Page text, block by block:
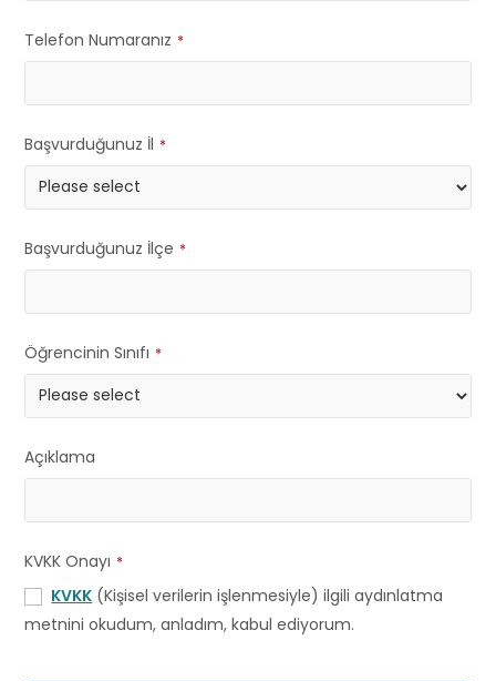
Telefon Numaranız *
Başvurduğunuz İl *
Başvurduğunuz İlçe *
Öğrencinin Sınıfı *
Açıklama
KVKK Onayı *
KVKK (Kişisel verilerin işlenmesiyle) ilgili aydınlatma
metnini okudum, anladım, kabul ediyorum.